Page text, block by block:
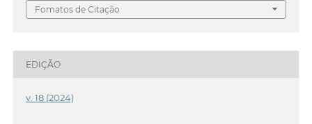
Fomatos de Citação
EDIÇÃO
v. 18 (2024)